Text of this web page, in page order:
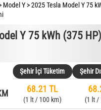
Model Y >2025 Tesla Model Y 75
Y 75 kWh (375
Şehir İçi Tüketim Şehir
68.21 TL
(1 lt / 100 km) (1 lt /